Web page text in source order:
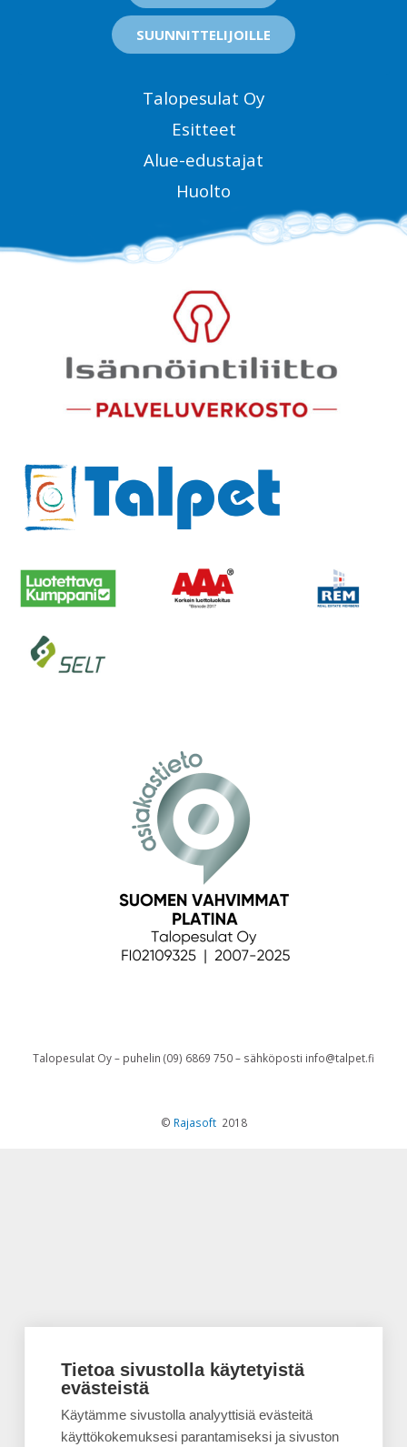
SUUNNITTELIJOILLE
Talopesulat Oy
Esitteet
Alue-edustajat
Huolto
Talopesulat Oy – puhelin (09) 6869 750 – sähköposti info@talpet.fi
© Rajasoft2018
Tietoa sivustolla käytetyistä
evästeistä
Käytämme sivustolla analyyttisiä evästeitä
käyttökokemuksesi parantamiseksi ja sivuston